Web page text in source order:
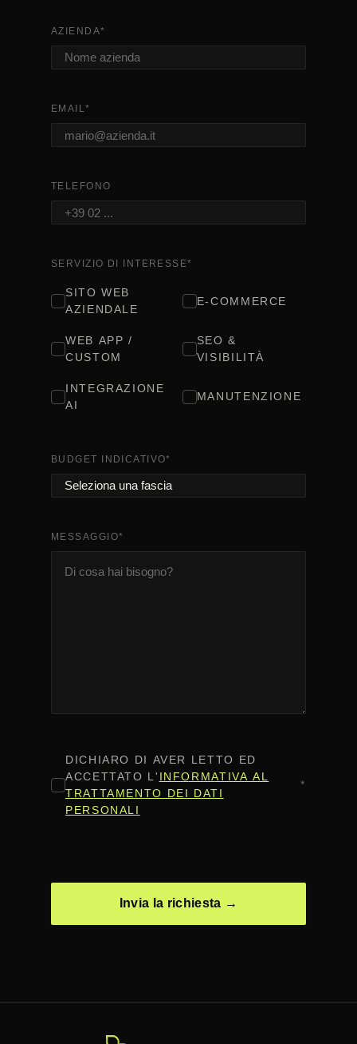
AZIENDA*
EMAIL*
TELEFONO
SERVIZIO DI INTERESSE*
SITO WEB
AZIENDALE
E-COMMERCE
WEB APP /
CUSTOM
SEO &
VISIBILITÀ
INTEGRAZIONE
AI
MANUTENZIONE
BUDGET INDICATIVO*
MESSAGGIO*
CONSENSO*
DICHIARO DI AVER LETTO ED
ACCETTATO L' INFORMATIVA AL
TRATTAMENTO DEI DATI
PERSONALI
*